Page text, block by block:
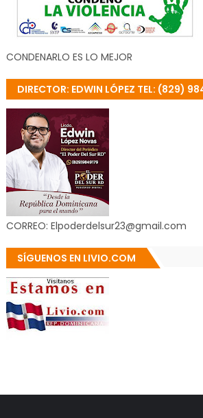
CONDENARLO ES LO MEJOR
DIRECTOR: EDWIN LÓPEZ TEL: (829)
CORREO: Elpoderdelsur23@gmail.com
SÍGUENOS EN LIVIO.COM